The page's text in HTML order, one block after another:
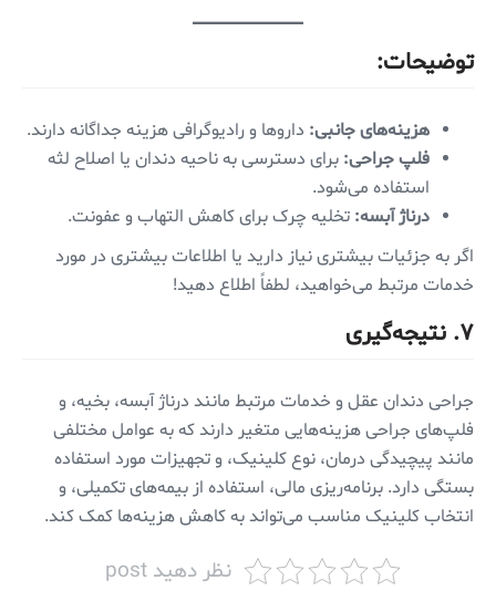
توضیحات:
هزینه‌های جانبی: داروها و رادیوگرافی هزینه جداگانه دارند.
فلپ جراحی: برای دسترسی به ناحیه دندان یا اصلاح لثه
استفاده می‌شود.
درناژ آبسه: تخلیه چرک برای کاهش التهاب و عفونت.
اگر به جزئیات بیشتری نیاز دارید یا اطلاعات بیشتری در مورد
خدمات مرتبط می‌خواهید، لطفاً اطلاع دهید!
۷. نتیجه‌گیری
جراحی دندان عقل و خدمات مرتبط مانند درناژ آبسه، بخیه، و
فلپ‌های جراحی هزینه‌هایی متغیر دارند که به عوامل مختلفی
مانند پیچیدگی درمان، نوع کلینیک، و تجهیزات مورد استفاده
بستگی دارد. برنامه‌ریزی مالی، استفاده از بیمه‌های تکمیلی، و
انتخاب کلینیک مناسب می‌تواند به کاهش هزینه‌ها کمک کند.
نظر دهید post